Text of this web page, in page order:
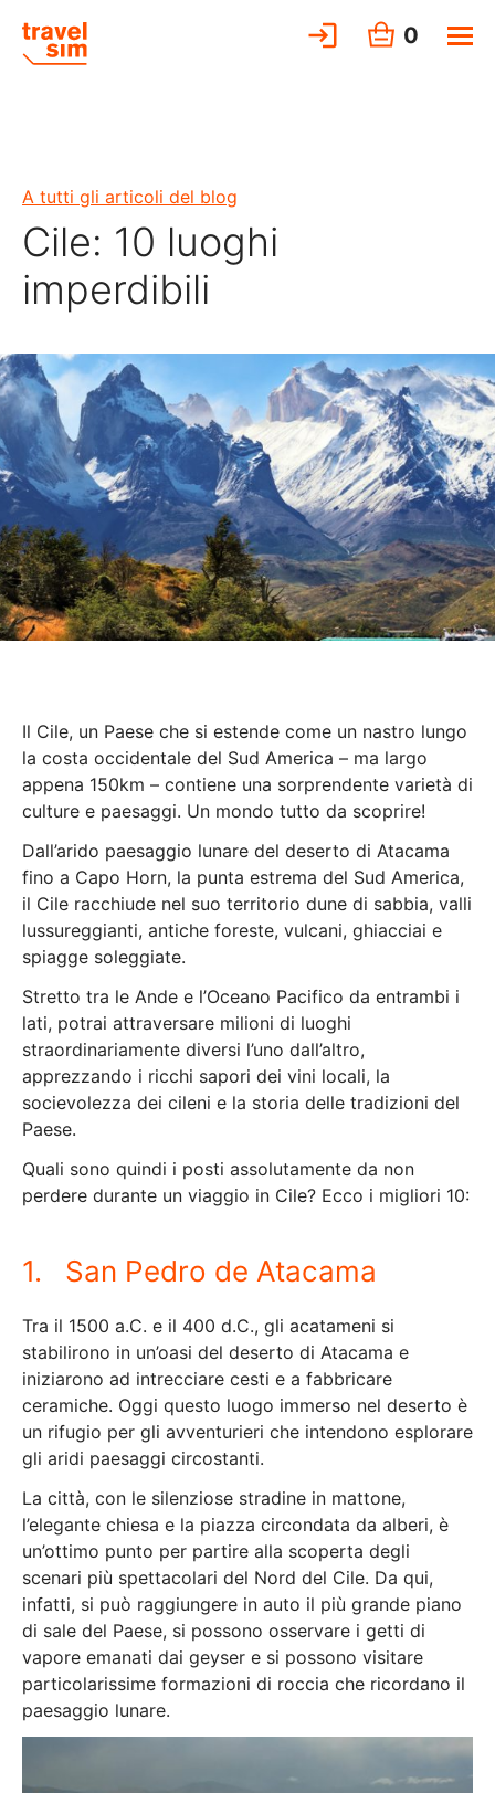
0
A tutti gli articoli del blog
Cile: 10 luoghi
imperdibili
Il Cile, un Paese che si estende come un nastro lungo
la costa occidentale del Sud America – ma largo
appena 150km – contiene una sorprendente varietà di
culture e paesaggi. Un mondo tutto da scoprire!
Dall’arido paesaggio lunare del deserto di Atacama
fino a Capo Horn, la punta estrema del Sud America,
il Cile racchiude nel suo territorio dune di sabbia, valli
lussureggianti, antiche foreste, vulcani, ghiacciai e
spiagge soleggiate.
Stretto tra le Ande e l’Oceano Pacifico da entrambi i
lati, potrai attraversare milioni di luoghi
straordinariamente diversi l’uno dall’altro,
apprezzando i ricchi sapori dei vini locali, la
socievolezza dei cileni e la storia delle tradizioni del
Paese.
Quali sono quindi i posti assolutamente da non
perdere durante un viaggio in Cile? Ecco i migliori 10:
1. San Pedro de Atacama
Tra il 1500 a.C. e il 400 d.C., gli acatameni si
stabilirono in un’oasi del deserto di Atacama e
iniziarono ad intrecciare cesti e a fabbricare
ceramiche. Oggi questo luogo immerso nel deserto è
un rifugio per gli avventurieri che intendono esplorare
gli aridi paesaggi circostanti.
La città, con le silenziose stradine in mattone,
l’elegante chiesa e la piazza circondata da alberi, è
un’ottimo punto per partire alla scoperta degli
scenari più spettacolari del Nord del Cile. Da qui,
infatti, si può raggiungere in auto il più grande piano
di sale del Paese, si possono osservare i getti di
vapore emanati dai geyser e si possono visitare
particolarissime formazioni di roccia che ricordano il
paesaggio lunare.